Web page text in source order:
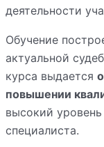
деятельности
Обучение
актуальной
курса выдается
повышении
высокий
специалиста.